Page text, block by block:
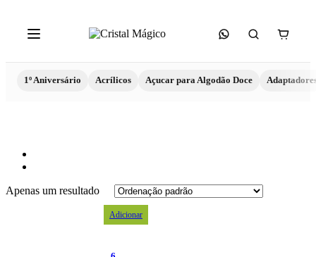
1º Aniversário Acrílicos Açucar para Algodão Doce
Apenas um resultado
Adicionar